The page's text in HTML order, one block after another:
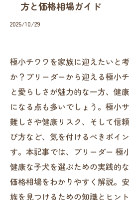
方と価格相場ガイド
2025/10/29
極小チワワを家族に迎えたいと
か？ブリーダーから迎える極小
と愛らしさが魅力的な一方、健
になる点も多いでしょう。極小
難しさや健康リスク、そして信
び方など、気を付けるべきポイ
す。本記事では、ブリーダー 極
健康な子犬を選ぶための実践的
価格相場をわかりやすく解説。
族を見つけるための知識とヒン